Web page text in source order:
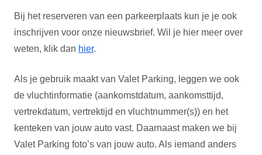
Bij het reserveren van een parkeerplaats kun je je ook
inschrijven voor onze nieuwsbrief. Wil je hier meer over
weten, klik dan hier.
Als je gebruik maakt van Valet Parking, leggen we ook
de vluchtinformatie (aankomstdatum, aankomsttijd,
vertrekdatum, vertrektijd en vluchtnummer(s)) en het
kenteken van jouw auto vast. Daarnaast maken we bij
Valet Parking foto’s van jouw auto. Als iemand anders